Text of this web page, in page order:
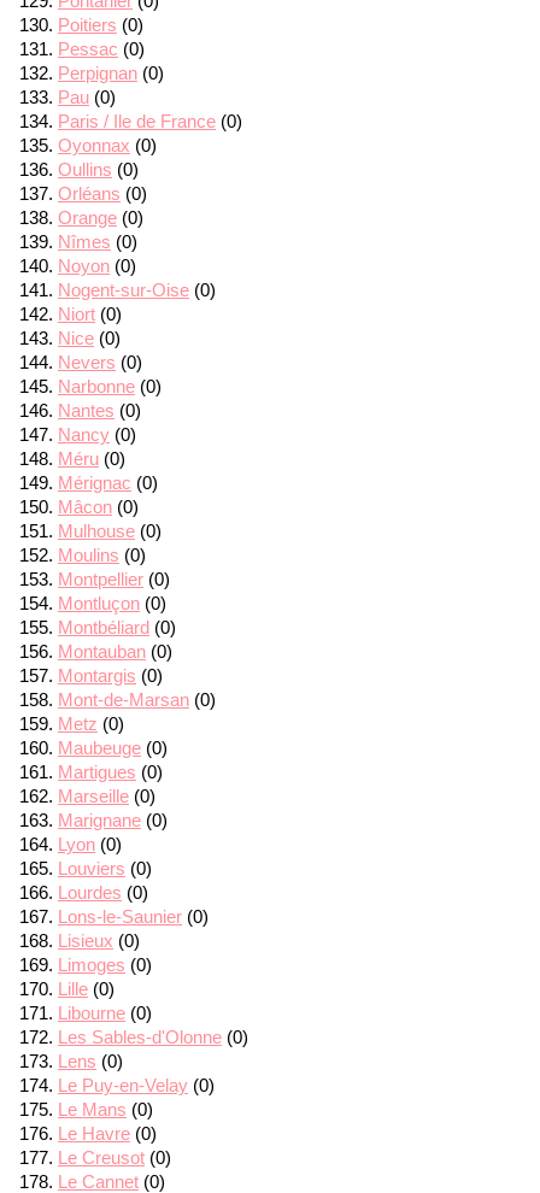
Poitiers (0)
Pessac (0)
Perpignan (0)
Pau (0)
Paris / Ile de France (0)
Oyonnax (0)
Oullins (0)
Orléans (0)
Orange (0)
Nîmes (0)
Noyon (0)
Nogent-sur-Oise (0)
Niort (0)
Nice (0)
Nevers (0)
Narbonne (0)
Nantes (0)
Nancy (0)
Méru (0)
Mérignac (0)
Mâcon (0)
Mulhouse (0)
Moulins (0)
Montpellier (0)
Montluçon (0)
Montbéliard (0)
Montauban (0)
Montargis (0)
Mont-de-Marsan (0)
Metz (0)
Maubeuge (0)
Martigues (0)
Marseille (0)
Marignane (0)
Lyon (0)
Louviers (0)
Lourdes (0)
Lons-le-Saunier (0)
Lisieux (0)
Limoges (0)
Lille (0)
Libourne (0)
Les Sables-d'Olonne (0)
Lens (0)
Le Puy-en-Velay (0)
Le Mans (0)
Le Havre (0)
Le Creusot (0)
Le Cannet (0)